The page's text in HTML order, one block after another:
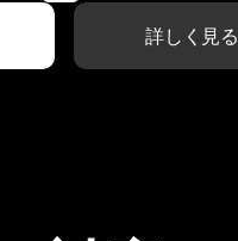
詳しく見る